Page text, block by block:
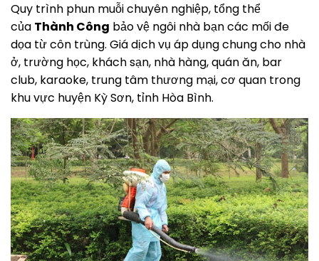
Quy trình phun muỗi chuyên nghiệp, tổng thể
của Thành Công bảo vệ ngôi nhà bạn các mối đe
dọa từ côn trùng. Giá dịch vụ áp dụng chung cho nhà
ở, trường học, khách sạn, nhà hàng, quán ăn, bar
club, karaoke, trung tâm thương mại, cơ quan trong
khu vực huyện Kỳ Sơn, tỉnh Hòa Bình.